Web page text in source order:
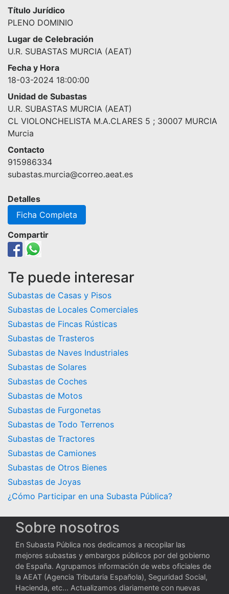
Título Jurídico
PLENO DOMINIO
Lugar de Celebración
U.R. SUBASTAS MURCIA (AEAT)
Fecha y Hora
18-03-2024 18:00:00
Unidad de Subastas
U.R. SUBASTAS MURCIA (AEAT)
CL VIOLONCHELISTA M.A.CLARES 5 ; 30007 MURCIA
Murcia
Contacto
915986334
subastas.murcia@correo.aeat.es
Detalles
Ficha Completa
Compartir
Te puede interesar
Subastas de Casas y Pisos
Subastas de Locales Comerciales
Subastas de Fincas Rústicas
Subastas de Trasteros
Subastas de Naves Industriales
Subastas de Solares
Subastas de Coches
Subastas de Motos
Subastas de Furgonetas
Subastas de Todo Terrenos
Subastas de Tractores
Subastas de Camiones
Subastas de Otros Bienes
Subastas de Joyas
¿Cómo Participar en una Subasta Pública?
Sobre nosotros
En Subasta Pública nos dedicamos a recopilar las
mejores subastas y embargos públicos por del gobierno
de España. Agrupamos información de webs oficiales de
la AEAT (Agencia Tributaria Española), Seguridad Social,
Hacienda, etc... Actualizamos diariamente con nuevas